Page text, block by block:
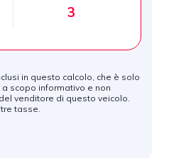
3
in questo calcolo, che è solo
scopo informativo e non
venditore di questo veicolo.
tasse.